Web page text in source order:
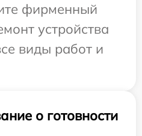
фирменный
устройства
виды работ и
о готовности